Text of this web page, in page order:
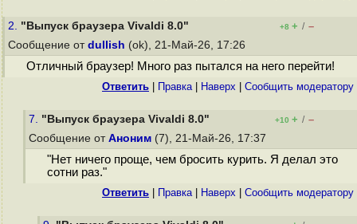
2. "Выпуск браузера Vivaldi 8.0" +8 + / –
Сообщение от dullish (ok), 21-Май-26, 17:26
Отличный браузер! Много раз пытался на него перейти!
Ответить Правка| Наверх Cообщить модератору
7. "Выпуск браузера Vivaldi 8.0" +10 + / –
Сообщение от Аноним (7), 21-Май-26, 17:37
"Нет ничего проще, чем бросить курить. Я делал это
сотни раз."
Ответить Правка| Наверх Cообщить модератору